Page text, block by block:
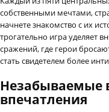
собственными мечтами,
начнете знакомство с их
трогательно игра уделяет
сражений, где герои
стать свидетелем более
Незабываемые
впечатления